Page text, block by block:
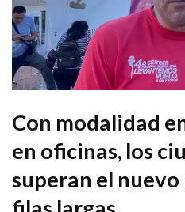
Con modalidad
en oficinas, los
superan el